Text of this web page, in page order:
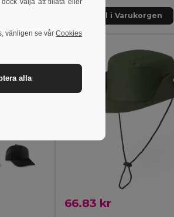
Lägg till i Varukorgen
66.83 kr
välja att tillåta eller
vänligen se vår Cookies
alla